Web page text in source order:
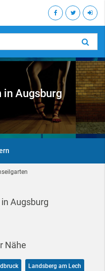
Augsburg
Augsburg
Nähe
Landsberg am Lech